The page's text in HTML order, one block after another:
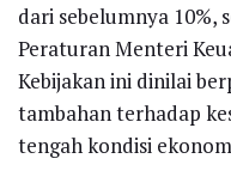
dari sebelumnya 10%,
Peraturan Menteri
Kebijakan ini dinilai
tambahan terhadap
tengah kondisi